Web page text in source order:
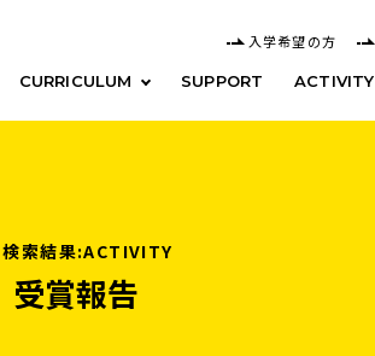
入学希望の方
CURRICULUM SUPPORT ACTIVITY
検索結果:ACTIVITY
受賞報告